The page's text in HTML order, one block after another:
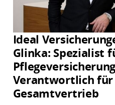
Ideal
Glinka: Spezialist
Verantwortlich für
Gesamtvertrieb